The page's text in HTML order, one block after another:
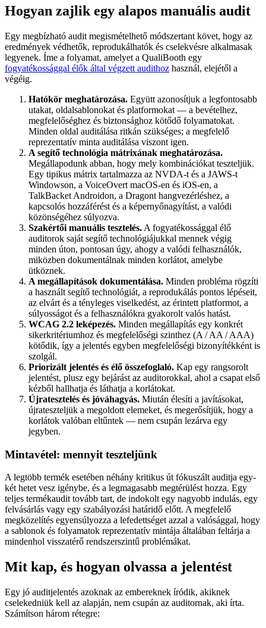
Hogyan zajlik egy alapos manuális audit
Egy megbízható audit megismételhető módszertant követ, hogy az
eredmények védhetők, reprodukálhatók és cselekvésre alkalmasak
legyenek. Íme a folyamat, amelyet a QualiBooth egy
fogyatékossággal élők által végzett audithoz használ, elejétől a
végéig.
Hatókör meghatározása. Együtt azonosítjuk a legfontosabb
utakat, oldalsablonokat és platformokat — a bevételhez,
megfelelőséghez és biztonsághoz kötődő folyamatokat.
Minden oldal auditálása ritkán szükséges; a megfelelő
reprezentatív minta auditálása viszont igen.
A segítő technológia mátrixának meghatározása.
Megállapodunk abban, hogy mely kombinációkat teszteljük.
Egy tipikus mátrix tartalmazza az NVDA-t és a JAWS-t
Windowson, a VoiceOvert macOS-en és iOS-en, a
TalkBacket Androidon, a Dragont hangvezérléshez, a
kapcsolós hozzáférést és a képernyőnagyítást, a valódi
közönségéhez súlyozva.
Szakértői manuális tesztelés. A fogyatékossággal élő
auditorok saját segítő technológiájukkal mennek végig
minden úton, pontosan úgy, ahogy a valódi felhasználók,
miközben dokumentálnak minden korlátot, amelybe
ütköznek.
A megállapítások dokumentálása. Minden probléma rögzíti
a használt segítő technológiát, a reprodukálás pontos lépéseit,
az elvárt és a tényleges viselkedést, az érintett platformot, a
súlyosságot és a felhasználókra gyakorolt valós hatást.
WCAG 2.2 leképezés. Minden megállapítás egy konkrét
sikerkritériumhoz és megfelelőségi szinthez (A / AA / AAA)
kötődik, így a jelentés egyben megfelelőségi bizonyítékként is
szolgál.
Priorizált jelentés és élő összefoglaló. Kap egy rangsorolt
jelentést, plusz egy bejárást az auditorokkal, ahol a csapat első
kézből hallhatja és láthatja a korlátokat.
Újratesztelés és jóváhagyás. Miután élesíti a javításokat,
újrateszteljük a megoldott elemeket, és megerősítjük, hogy a
korlátok valóban eltűntek — nem csupán lezárva egy
jegyben.
Mintavétel: mennyit teszteljünk
A legtöbb termék esetében néhány kritikus út fókuszált auditja egy-
két hetet vesz igénybe, és a legmagasabb megtérülést hozza. Egy
teljes termékaudit tovább tart, de indokolt egy nagyobb indulás, egy
felvásárlás vagy egy szabályozási határidő előtt. A megfelelő
megközelítés egyensúlyozza a lefedettséget azzal a valósággal, hogy
a sablonok és folyamatok reprezentatív mintája általában feltárja a
mindenhol visszatérő rendszerszintű problémákat.
Mit kap, és hogyan olvassa a jelentést
Egy jó auditjelentés azoknak az embereknek íródik, akiknek
cselekedniük kell az alapján, nem csupán az auditornak, aki írta.
Számítson három rétegre: